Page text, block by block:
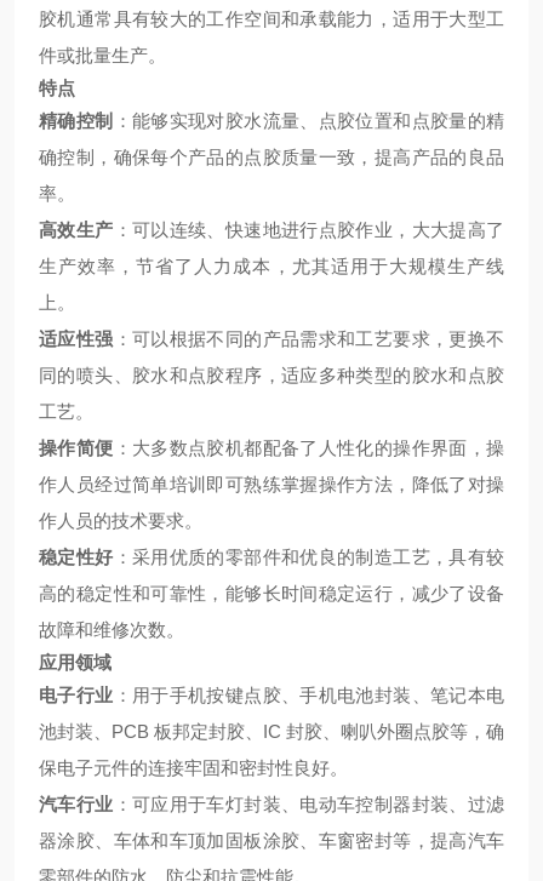
胶机通常具有较大的工作空间和承载能力，适用于大型工
件或批量生产。
特点
精确控制 ：能够实现对胶水流量、点胶位置和点胶量的精
确控制，确保每个产品的点胶质量一致，提高产品的良品
率。
高效生产 ：可以连续、快速地进行点胶作业，大大提高了
生产效率，节省了人力成本，尤其适用于大规模生产线
上。
适应性强 ：可以根据不同的产品需求和工艺要求，更换不
同的喷头、胶水和点胶程序，适应多种类型的胶水和点胶
工艺。
操作简便 ：大多数点胶机都配备了人性化的操作界面，操
作人员经过简单培训即可熟练掌握操作方法，降低了对操
作人员的技术要求。
稳定性好 ：采用优质的零部件和优良的制造工艺，具有较
高的稳定性和可靠性，能够长时间稳定运行，减少了设备
故障和维修次数。
应用领域
电子行业 ：用于手机按键点胶、手机电池封装、笔记本电
池封装、PCB 板邦定封胶、IC 封胶、喇叭外圈点胶等，确
保电子元件的连接牢固和密封性良好。
汽车行业 ：可应用于车灯封装、电动车控制器封装、过滤
器涂胶、车体和车顶加固板涂胶、车窗密封等，提高汽车
零部件的防水、防尘和抗震性能。